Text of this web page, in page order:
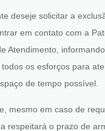
deseje solicitar a
em contato com a
Atendimento ,
os esforços para
de tempo possível.
mesmo em caso de
respeitará o prazo de